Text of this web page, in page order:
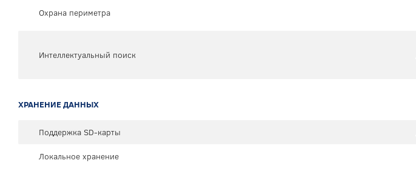
Охрана периметра
Интеллектуальный поиск
ХРАНЕНИЕ ДАННЫХ
Поддержка SD-карты
Локальное хранение